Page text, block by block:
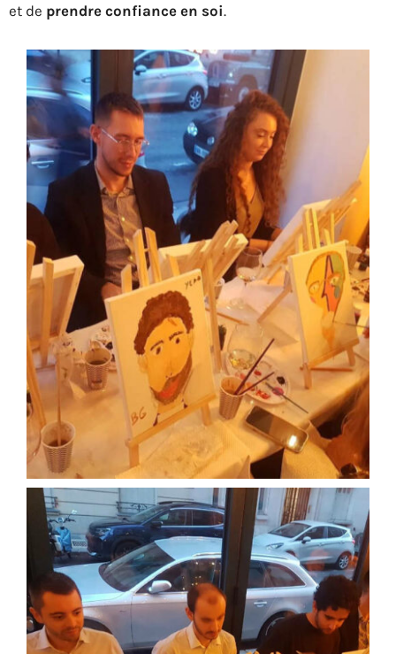
et de prendre confiance en soi.